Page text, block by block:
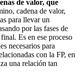
de valor, que
cadena de valor,
para llevar un
por las fases de
Es en ese proceso
necesarios para
con la FP, en
una relación tan